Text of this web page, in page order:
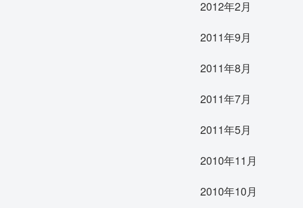
2012年2月
2011年9月
2011年8月
2011年7月
2011年5月
2010年11月
2010年10月